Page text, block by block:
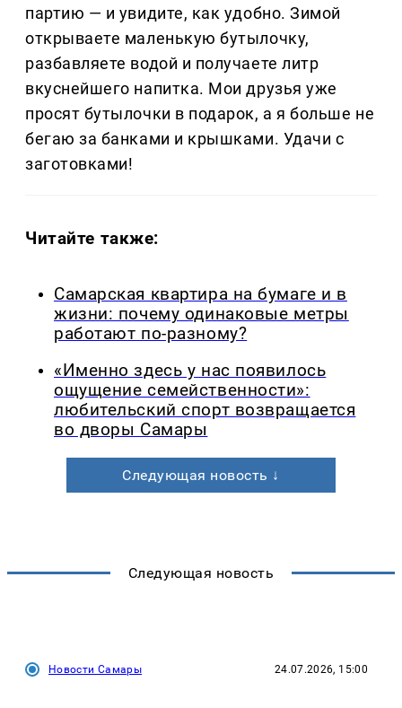
партию — и увидите, как удобно. Зимой
открываете маленькую бутылочку,
разбавляете водой и получаете литр
вкуснейшего напитка. Мои друзья уже
просят бутылочки в подарок, а я больше не
бегаю за банками и крышками. Удачи с
заготовками!
Читайте также:
Самарская квартира на бумаге и в
жизни: почему одинаковые метры
работают по-разному?
«Именно здесь у нас появилось
ощущение семейственности»:
любительский спорт возвращается
во дворы Самары
Следующая новость ↓
Следующая новость
Новости Самары 24.07.2026, 15:00